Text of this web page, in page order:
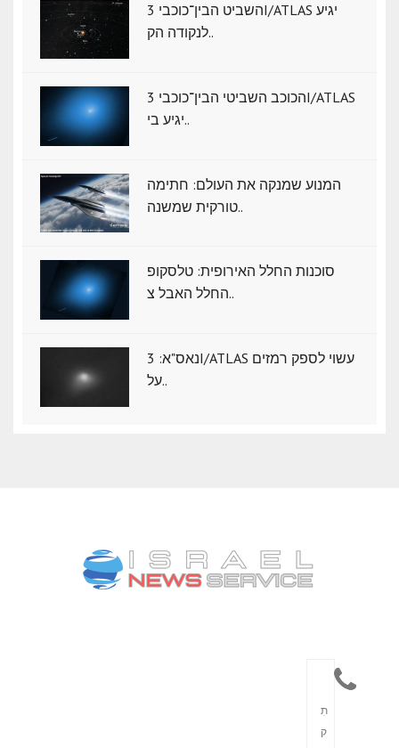
השביט הבין־כוכבי 3I/ATLAS יגיע
לנקודה הק..
הכוכב השביטי הבין־כוכבי 3I/ATLAS
יגיע בי..
המנוע שמנקה את העולם: חתימה
טורקית שמשנה..
סוכנות החלל האירופית: טלסקופ
החלל האבל צ..
נאס"א: ‏3I/ATLAS עשוי לספק רמזים
על..
תִ
ק